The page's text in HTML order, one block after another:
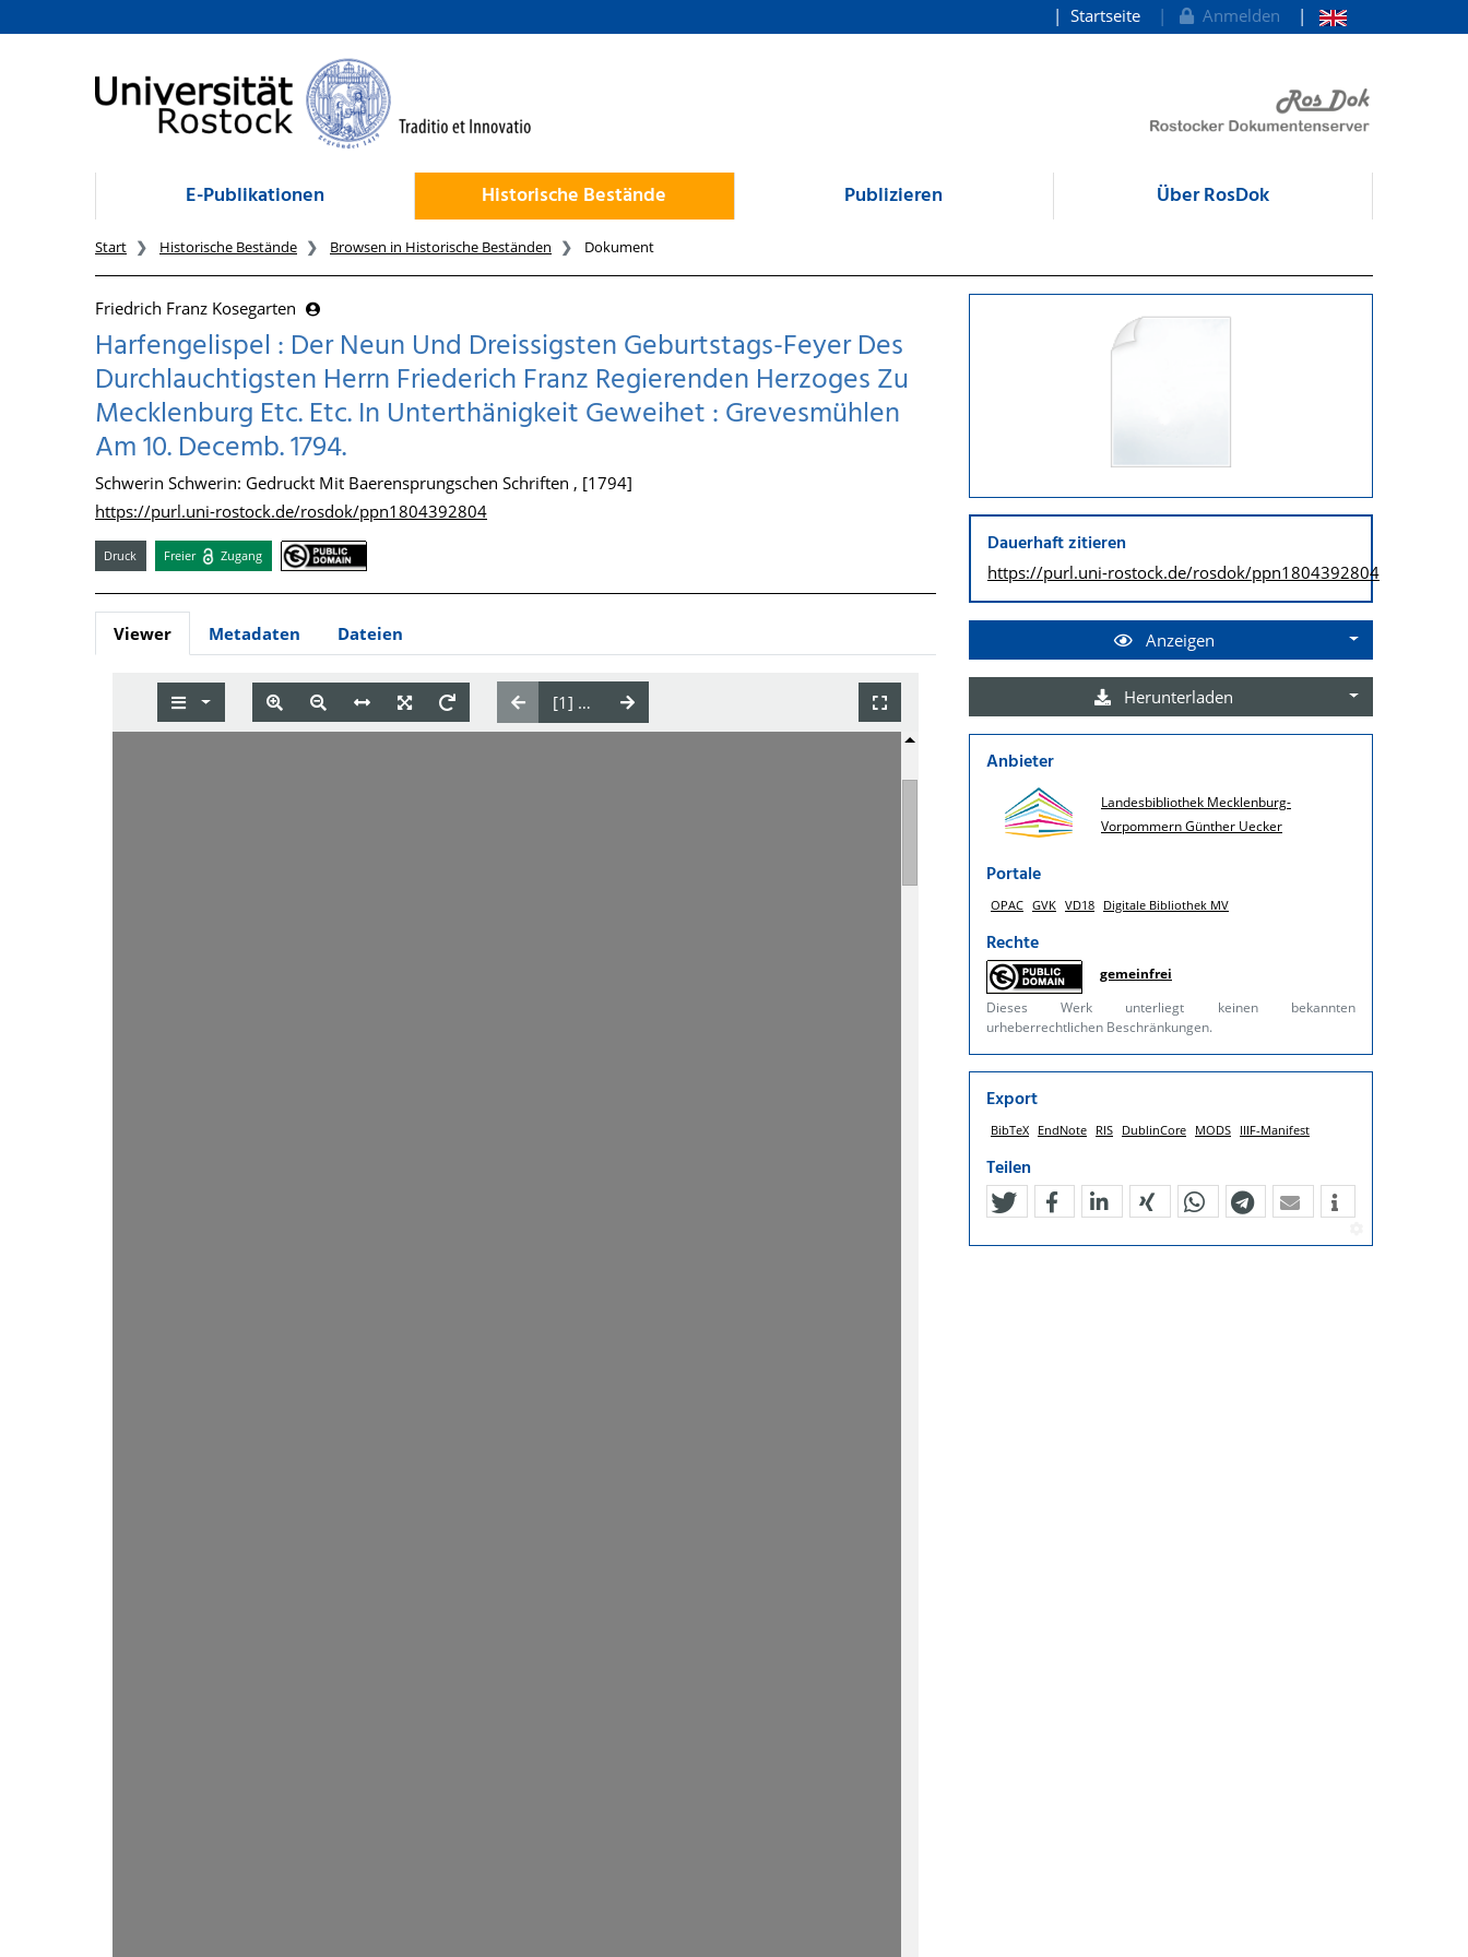
zum Inhalt
Startseite Anmelden
E-Publikationen Historische Bestände Publizieren Über RosDok
Start Historische Bestände Browsen in Historische Beständen Dokument
Friedrich Franz Kosegarten
Harfengelispel : Der Neun Und Dreissigsten Geburtstags-Feyer Des
Durchlauchtigsten Herrn Friederich Franz Regierenden Herzoges Zu
Mecklenburg Etc. Etc. In Unterthänigkeit Geweihet : Grevesmühlen
Am 10. Decemb. 1794.
Schwerin Schwerin: Gedruckt Mit Baerensprungschen Schriften , [1794]
https://purl.uni-rostock.de/rosdok/ppn1804392804
Druck Freier Zugang
Viewer Metadaten Dateien
Dauerhaft zitieren
https://purl.uni-rostock.de/rosdok/ppn1804392804
Anzeigen
Herunterladen
Anbieter
Landesbibliothek Mecklenburg-
Vorpommern Günther Uecker
Portale
OPAC GVK VD18 Digitale Bibliothek MV
Rechte
gemeinfrei
Dieses Werk unterliegt keinen bekannten
urheberrechtlichen Beschränkungen.
Export
BibTeX EndNote RIS DublinCore MODS IIIF-Manifest
Teilen